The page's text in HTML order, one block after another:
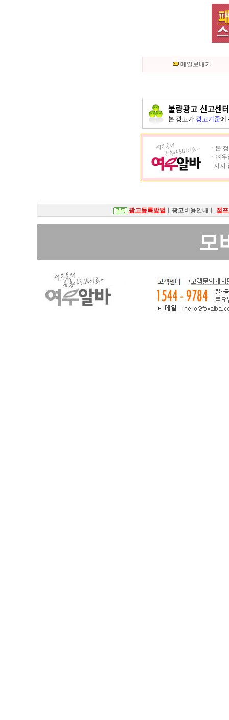
메일보내기
본 광고가 광고기준에
ㆍ본
ㆍ여
지지
광고등록방법 광고비용안내 점
모